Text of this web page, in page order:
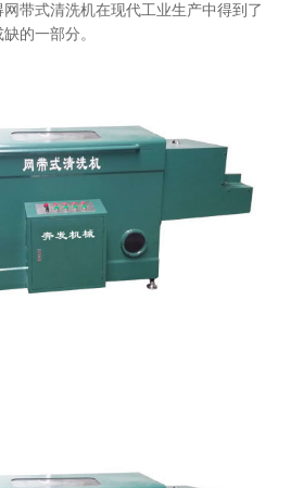
带式清洗机在现代工业生产中得到了
的一部分。